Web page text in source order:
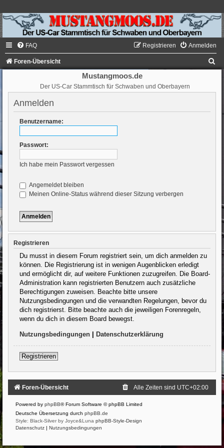
FAQ Anmelden
Registrieren
Foren-Übersicht
Mustangmoos.de
Der US-Car Stammtisch für Schwaben und Oberbayern
Anmelden
Benutzername:
Passwort:
Ich habe mein Passwort vergessen
Angemeldet bleiben
Meinen Online-Status während dieser Sitzung verbergen
Registrieren
Du musst in diesem Forum registriert sein, um dich anmelden zu
können. Die Registrierung ist in wenigen Augenblicken erledigt
und ermöglicht dir, auf weitere Funktionen zuzugreifen. Die Board-
Administration kann registrierten Benutzern auch zusätzliche
Berechtigungen zuweisen. Beachte bitte unsere
Nutzungsbedingungen und die verwandten Regelungen, bevor du
dich registrierst. Bitte beachte auch die jeweiligen Forenregeln,
wenn du dich in diesem Board bewegst.
Nutzungsbedingungen Datenschutzerklärung
Registrieren
Foren-Übersicht Alle Zeiten sind UTC+02:00
Powered by phpBB® Forum Software © phpBB Limited
Deutsche Übersetzung durch phpBB.de
Style: Black-Silver by Joyce&Luna phpBB-Style-Design
Datenschutz
Nutzungsbedingungen